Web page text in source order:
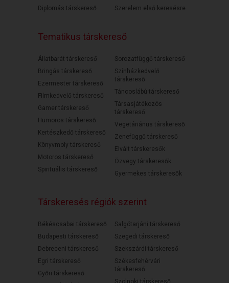
Diplomás társkereső
Szerelem első keresésre
Tematikus társkereső
Állatbarát társkereső
Bringás társkereső
Ezermester társkereső
Filmkedvelő társkereső
Gamer társkereső
Humoros társkereső
Kertészkedő társkereső
Könyvmoly társkereső
Motoros társkereső
Spirituális társkereső
Sorozatfüggő társkereső
Színházkedvelő
társkereső
Táncoslábú társkereső
Társasjátékozós
társkereső
Vegetáriánus társkereső
Zenefüggő társkereső
Elvált társkeresők
Özvegy társkeresők
Gyermekes társkeresők
Társkeresés régiók szerint
Békéscsabai társkereső
Budapesti társkereső
Debreceni társkereső
Egri társkereső
Győri társkereső
Salgótarjáni társkereső
Szegedi társkereső
Szekszárdi társkereső
Székesfehérvári
társkereső
Szolnoki társkereső